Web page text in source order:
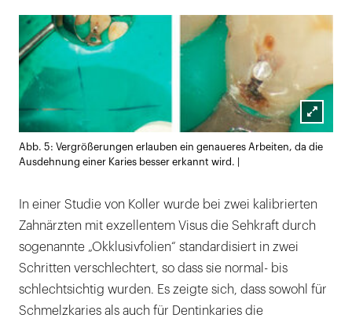
öffnen
Abb. 5: Vergrößerungen erlauben ein genaueres Arbeiten, da die
Ausdehnung einer Karies besser erkannt wird. |
In einer Studie von Koller wurde bei zwei kalibrierten
Zahnärzten mit exzellentem Visus die Sehkraft durch
sogenannte „Okklusivfolien“ standardisiert in zwei
Schritten verschlechtert, so dass sie normal- bis
schlechtsichtig wurden. Es zeigte sich, dass sowohl für
Schmelzkaries als auch für Dentinkaries die